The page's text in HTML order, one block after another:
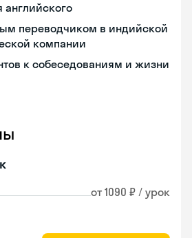
английского
переводчиком в индийской
компании
к собеседованиям и жизни
от 1090 ₽ / урок